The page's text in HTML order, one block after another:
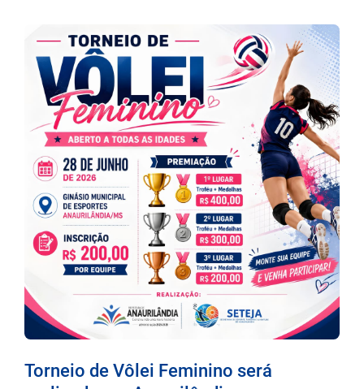
Torneio de Vôlei Feminino será